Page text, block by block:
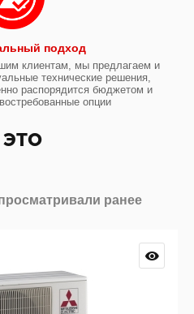
подход
клиентам, мы предлагаем и
технические решения,
распорядится бюджетом и
опции
ранее